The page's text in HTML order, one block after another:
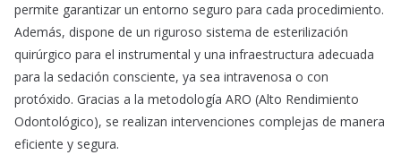
permite garantizar un entorno seguro para cada procedimiento.
Además, dispone de un riguroso sistema de esterilización
quirúrgico para el instrumental y una infraestructura adecuada
para la sedación consciente, ya sea intravenosa o con
protóxido. Gracias a la metodología ARO (Alto Rendimiento
Odontológico), se realizan intervenciones complejas de manera
eficiente y segura.